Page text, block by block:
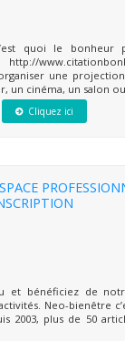
quoi le bonheur
une
un cinéma, un salon ou
Cliquez ici
et bénéficiez de
Neo-bienêtre
2003, plus de 50